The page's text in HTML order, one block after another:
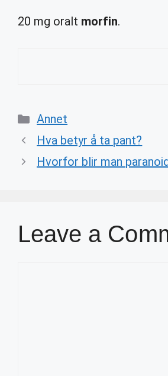
20 mg oralt morfin.
Categories
Annet
Hva betyr å ta pant?
Hvorfor blir man
Leave a